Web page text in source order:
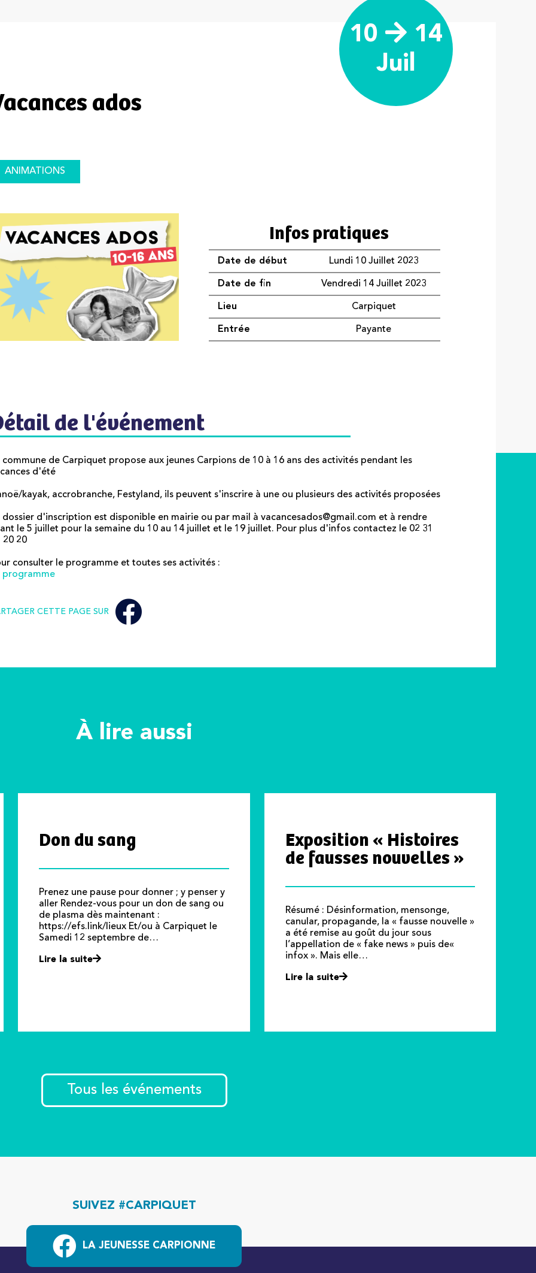
ados
10
14
Juil
ANIMATIONS
Infos pratiques
Date de début Lundi 10 Juillet 2023
Date de fin Vendredi 14 Juillet 2023
Lieu Carpiquet
Entrée Payante
de l'événement
commune de Carpiquet propose aux jeunes Carpions de 10 à 16 ans des activités pendant les
d'été
kayak, accrobranche, Festyland, ils peuvent s'inscrire à une ou plusieurs des activités proposées
dossier d'inscription est disponible en mairie ou par mail à vacancesados@gmail.com et à rendre
le 5 juillet pour la semaine du 10 au 14 juillet et le 19 juillet. Pour plus d'infos contactez le 02 31
20 20
consulter le programme et toutes ses activités :
programme
CETTE PAGE SUR
À lire aussi
Don du sang
Prenez une pause pour donner ; y penser y
aller Rendez-vous pour un don de sang ou
de plasma dès maintenant :
https://efs.link/lieux Et/ou à Carpiquet le
Samedi 12 septembre de…
Lire la suite
Exposition « Histoires
de fausses nouvelles »
Résumé : Désinformation, mensonge,
canular, propagande, la « fausse nouvelle »
a été remise au goût du jour sous
l’appellation de « fake news » puis de«
infox ». Mais elle…
Lire la suite
Tous les événements
SUIVEZ #CARPIQUET
LA JEUNESSE CARPIONNE